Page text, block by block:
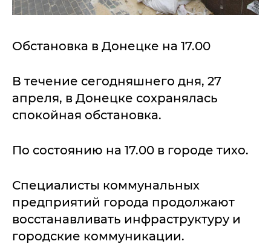
Обстановка в Донецке на 17.00
В течение сегодняшнего дня, 27
апреля, в Донецке сохранялась
спокойная обстановка.
По состоянию на 17.00 в городе тихо.
Специалисты коммунальных
предприятий города продолжают
восстанавливать инфраструктуру и
городские коммуникации.